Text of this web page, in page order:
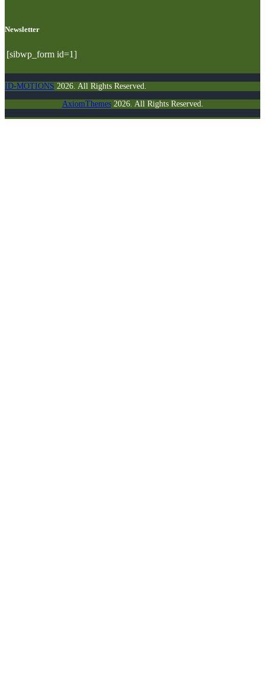
Newsletter
[sibwp_form id=1]
ID-MOTIONS 2026. All Rights Reserved.
AxiomThemes2026. All Rights Reserved.